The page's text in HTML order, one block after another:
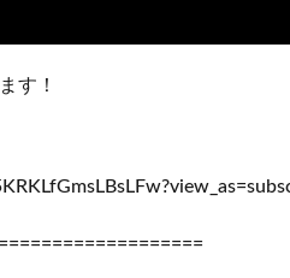
す！